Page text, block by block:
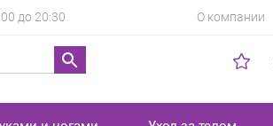
до 20:30 О компании